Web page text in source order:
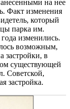
на нее
Факт изменения
который
парка им.
изменились.
возможным,
застройки, в
существующей
Советской,
застройка.